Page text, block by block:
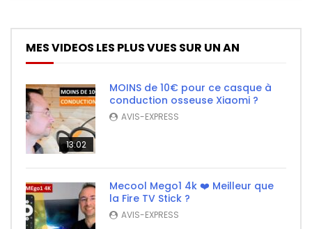
MES VIDEOS LES PLUS VUES SUR UN AN
13:02
MOINS de 10€ pour ce casque à
conduction osseuse Xiaomi ?
AVIS-EXPRESS
Mecool Mego1 4k ❤️ Meilleur que
la Fire TV Stick ?
AVIS-EXPRESS